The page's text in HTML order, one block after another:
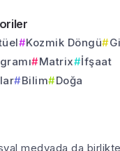
Kozmik Döngü
Matrix
İfşaat
Bilim Doğa
medyada da